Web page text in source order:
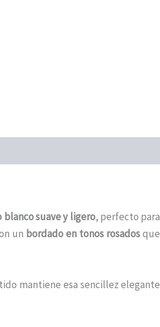
blanco suave y ligero, perfecto para
un bordado en tonos rosadosque
mantiene esa sencillez elegante